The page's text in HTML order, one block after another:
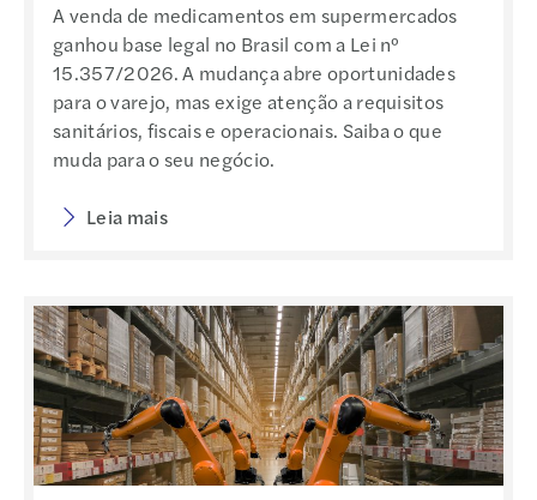
A venda de medicamentos em supermercados
ganhou base legal no Brasil com a Lei nº
15.357/2026. A mudança abre oportunidades
para o varejo, mas exige atenção a requisitos
sanitários, fiscais e operacionais. Saiba o que
muda para o seu negócio.
Leia mais